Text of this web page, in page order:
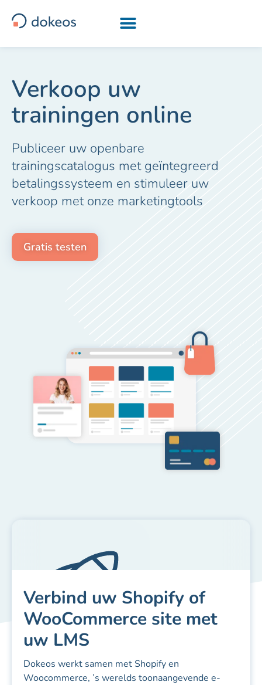
Verkoop uw
trainingen online
Publiceer uw openbare
trainingscatalogus met geïntegreerd
betalingssysteem en stimuleer uw
verkoop met onze marketingtools
Gratis testen
Trein
Verbind uw Shopify of
WooCommerce site met
uw LMS
Dokeos werkt samen met Shopify en
Woocommerce, ’s werelds toonaangevende e-